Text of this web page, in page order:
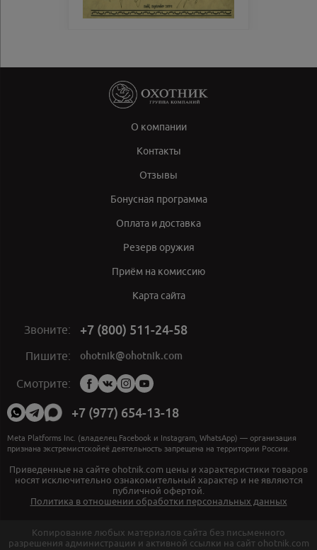
О компании
Контакты
Отзывы
Бонусная программа
Оплата и доставка
Резерв оружия
Приём на комиссию
Карта сайта
Звоните: +7 (800) 511-24-58
Пишите: ohotnik@ohotnik.com
Смотрите:
Мы
в
социальных
сетях:
+7 (977) 654-13-18
Meta Platforms Inc. (владелец Facebook и Instagram, WhatsApp) — организация
признана экстремистскойеё деятельность запрещена на территории России.
Приведенные на сайте ohotnik.com цены и характеристики товаров
носят исключительно ознакомительный характер и не являются
публичной офертой.
Политика в отношении обработки персональных данных
Копирование любых материалов сайта без письменного
разрешения администрации и активной ссылки на сайт ohotnik.com